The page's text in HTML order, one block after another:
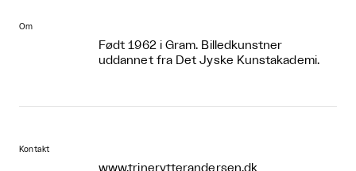
Om
Født 1962 i Gram. Billedkunstner
uddannet fra Det Jyske Kunstakademi.
Kontakt
www.trinerytterandersen.dk